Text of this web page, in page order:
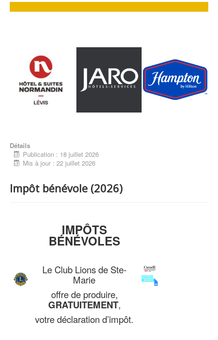
Détails
Publication : 18 juillet 2026
Mis à jour : 22 juillet 2026
Impôt bénévole (2026)
IMPÔTS
BÉNÉVOLES
Le Club Lions de Ste-
Marie
offre de produire,
GRATUITEMENT,
votre déclaration d’impôt.